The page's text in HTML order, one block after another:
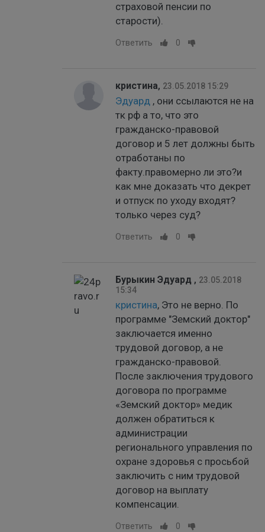
страховой пенсии по
старости).
Ответить 0
кристина, 23.05.2018 15:29
Эдуард , они ссылаются не на
тк рф а то, что это
гражданско-правовой
договор и 5 лет должны быть
отработаны по
факту.правомерно ли это?и
как мне доказать что декрет
и отпуск по уходу входят?
только через суд?
Ответить 0
Бурыкин Эдуард , 23.05.2018
15:34
кристина, Это не верно. По
программе "Земский доктор"
заключается именно
трудовой договор, а не
гражданско-правовой.
После заключения трудового
договора по программе
«Земский доктор» медик
должен обратиться к
администрации
регионального управления по
охране здоровья с просьбой
заключить с ним трудовой
договор на выплату
компенсации.
Ответить 0